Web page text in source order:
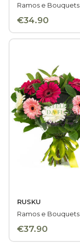
Ramos e Bouquets
€34.90
RUSKU
Ramos e Bouquets
€37.90